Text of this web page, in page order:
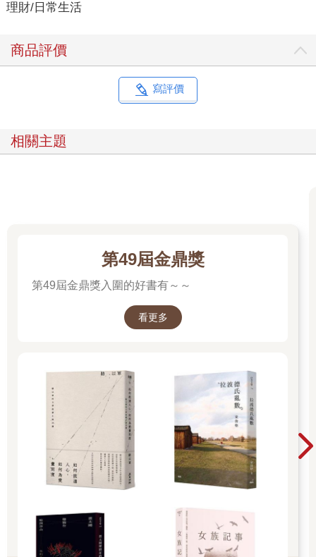
理財/日常生活
商品評價
寫評價
相關主題
第49屆金鼎獎
第49屆金鼎獎入圍的好書有～～
看更多